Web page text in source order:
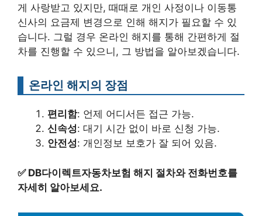
게 사랑받고 있지만, 때때로 개인 사정이나 이동통
신사의 요금제 변경으로 인해 해지가 필요할 수 있
습니다. 그럴 경우 온라인 해지를 통해 간편하게 절
차를 진행할 수 있으니, 그 방법을 알아보겠습니다.
온라인 해지의 장점
편리함: 언제 어디서든 접근 가능.
신속성: 대기 시간 없이 바로 신청 가능.
안전성: 개인정보 보호가 잘 되어 있음.
✅ DB다이렉트자동차보험 해지 절차와 전화번호를
자세히 알아보세요.